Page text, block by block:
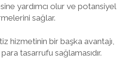
yardımcı olur ve potansiyel
sağlar.
hizmetinin bir başka avantajı,
tasarrufu sağlamasıdır.